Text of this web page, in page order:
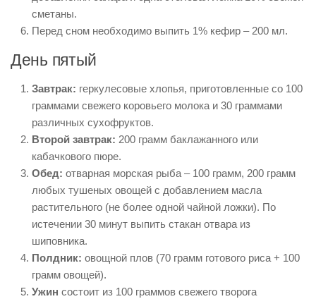
сметаны.
Перед сном необходимо выпить 1% кефир – 200 мл.
День пятый
Завтрак: геркулесовые хлопья, приготовленные со 100
граммами свежего коровьего молока и 30 граммами
различных сухофруктов.
Второй завтрак: 200 грамм баклажанного или
кабачкового пюре.
Обед: отварная морская рыба – 100 грамм, 200 грамм
любых тушеных овощей с добавлением масла
растительного (не более одной чайной ложки). По
истечении 30 минут выпить стакан отвара из
шиповника.
Полдник: овощной плов (70 грамм готового риса + 100
грамм овощей).
Ужин состоит из 100 граммов свежего творога